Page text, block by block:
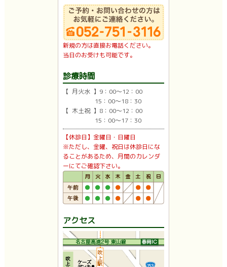
新規の方は直接お電話ください。
当日のお受けも可能です。
診療時間
【 月火水 】9：00〜12：00
15：00〜18：30
【 木土祝 】8：00〜12：00
15：00〜17：30
【休診日】金曜日・日曜日
※ただし、金曜、祝日は休診日にな
ることがあるため、月間のカレンダ
ーにてご確認下さい。
アクセス